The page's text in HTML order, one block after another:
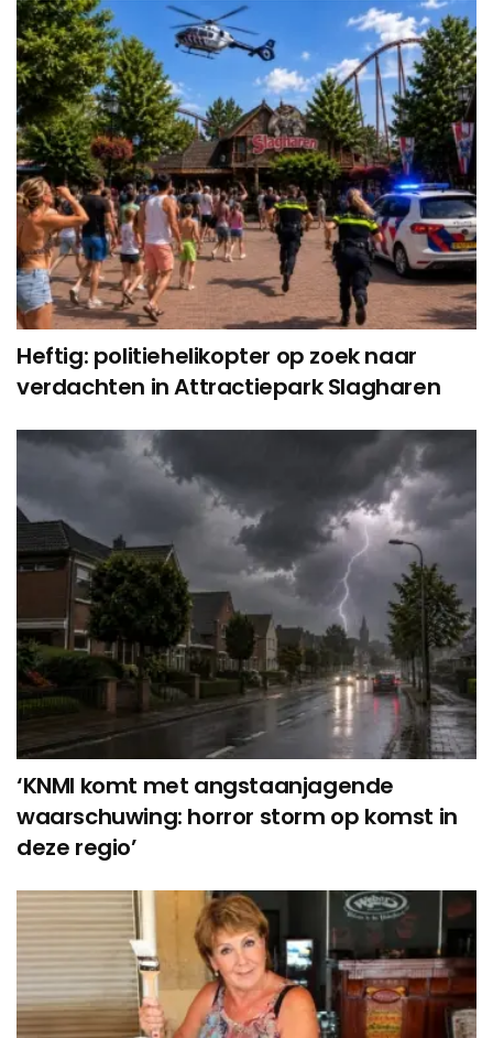
Heftig: politiehelikopter op zoek naar
verdachten in Attractiepark Slagharen
‘KNMI komt met angstaanjagende
waarschuwing: horror storm op komst in
deze regio’